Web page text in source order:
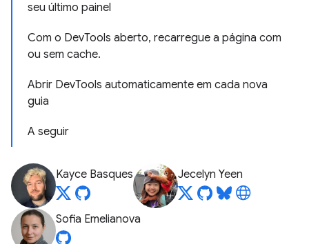
seu último painel
Com o DevTools aberto, recarregue a página com
ou sem cache.
Abrir DevTools automaticamente em cada nova
guia
A seguir
Kayce Basques Jecelyn Yeen
Sofia Emelianova